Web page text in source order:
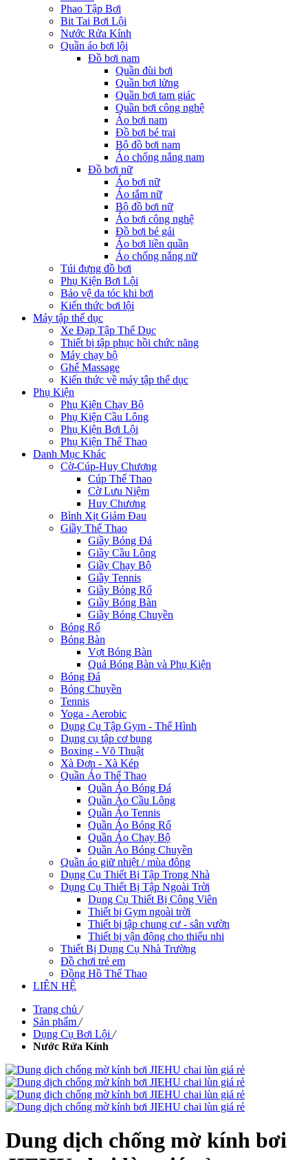
Phao Tập Bơi
Bit Tai Bơi Lội
Nước Rửa Kính
Quần áo bơi lội
Đồ bơi nam
Quần đùi bơi
Quần bơi lửng
Quần bơi tam giác
Quần bơi công nghệ
Áo bơi nam
Đồ bơi bé trai
Bộ đồ bơi nam
Áo chống nắng nam
Đồ bơi nữ
Áo bơi nữ
Áo tắm nữ
Bộ đồ bơi nữ
Áo bơi công nghệ
Đồ bơi bé gái
Áo bơi liền quần
Áo chống nắng nữ
Túi đựng đồ bơi
Phụ Kiện Bơi Lội
Bảo vệ da tóc khi bơi
Kiến thức bơi lội
Máy tập thể dục
Xe Đạp Tập Thể Dục
Thiết bị tập phục hồi chức năng
Máy chạy bộ
Ghế Massage
Kiến thức về máy tập thể dục
Phụ Kiện
Phụ Kiện Chạy Bộ
Phụ Kiện Cầu Lông
Phụ Kiện Bơi Lội
Phụ Kiện Thể Thao
Danh Mục Khác
Cờ-Cúp-Huy Chương
Cúp Thể Thao
Cờ Lưu Niệm
Huy Chương
Bình Xịt Giảm Đau
Giầy Thể Thao
Giầy Bóng Đá
Giầy Cầu Lông
Giầy Chạy Bộ
Giầy Tennis
Giầy Bóng Rổ
Giầy Bóng Bàn
Giầy Bóng Chuyền
Bóng Rổ
Bóng Bàn
Vợt Bóng Bàn
Quả Bóng Bàn và Phụ Kiện
Bóng Đá
Bóng Chuyền
Tennis
Yoga - Aerobic
Dụng Cụ Tập Gym - Thể Hình
Dụng cụ tập cơ bụng
Boxing - Võ Thuật
Xà Đơn - Xà Kép
Quần Áo Thể Thao
Quần Áo Bóng Đá
Quần Áo Cầu Lông
Quần Áo Tennis
Quần Áo Bóng Rổ
Quần Áo Chạy Bộ
Quần Áo Bóng Chuyền
Quần áo giữ nhiệt / mùa đông
Dụng Cụ Thiết Bị Tập Trong Nhà
Dụng Cụ Thiết Bị Tập Ngoài Trời
Dụng Cụ Thiết Bị Công Viên
Thiết bị Gym ngoài trời
Thiết bị tập chung cư - sân vườn
Thiết bị vận động cho thiếu nhi
Thiết Bị Dụng Cụ Nhà Trường
Đồ chơi trẻ em
Đồng Hồ Thể Thao
LIÊN HỆ
Trang chủ /
Sản phẩm /
Dụng Cụ Bơi Lội /
Nước Rửa Kính
Dung dịch chống mờ kính bơi